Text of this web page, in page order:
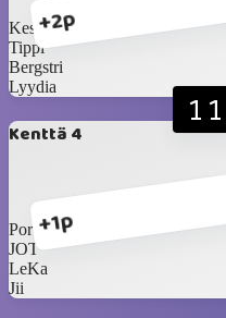
+2p
KesäHessu
Tippi
Bergstri
Lyydia
Kenttä 4
+1p
11
Porvoon Prinsessa
JOT
LeKa
Jii